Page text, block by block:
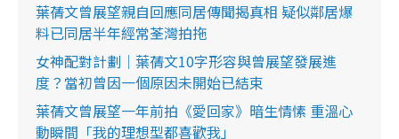
葉蒨文曾展望親自回應同居傳聞揭真相 疑似鄰居爆
料已同居半年經常荃灣拍拖
女神配對計劃｜葉蒨文10字形容與曾展望發展進
度？當初曾因一個原因未開始已結束
葉蒨文曾展望一年前拍《愛回家》暗生情愫 重溫心
動瞬間「我的理想型都喜歡我」